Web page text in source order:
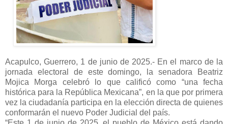
Acapulco, Guerrero, 1 de junio de 2025.- En el marco de la
jornada electoral de este domingo, la senadora Beatriz
Mojica Morga celebró lo que calificó como “una fecha
histórica para la República Mexicana”, en la que por primera
vez la ciudadanía participa en la elección directa de quienes
conformarán el nuevo Poder Judicial del país.